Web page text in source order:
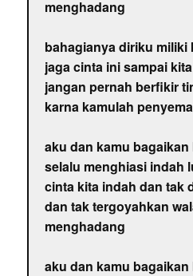
menghadang
bahagianya diriku miliki
jaga cinta ini sampai
jangan pernah berfikir
karna kamulah
aku dan kamu
selalu menghiasi indah
cinta kita indah dan tak
dan tak tergoyahkan
menghadang
aku dan kamu